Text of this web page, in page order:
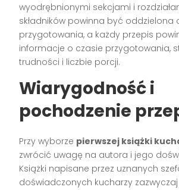
wyodrębnionymi sekcjami i
składników powinna być oddzielona
przygotowania, a każdy przepis
informacje o czasie przygotowania,
trudności i liczbie porcji.
Wiarygodność i
pochodzenie
Przy wyborze pierwszej książki
zwrócić uwagę na autora i jego
Książki napisane przez uznanych
doświadczonych kucharzy